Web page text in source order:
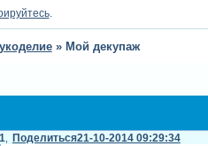
.
» Мой декупаж
Поделиться21-10-2014 09:29:34